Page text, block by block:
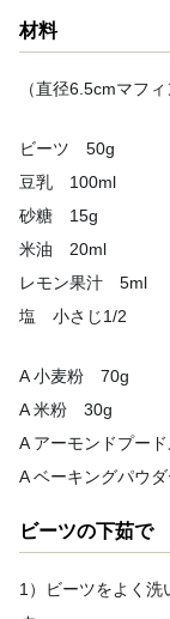
材料
（直径6.5cmマフィ
ビーツ 50g
豆乳 100ml
砂糖 15g
米油 20ml
レモン果汁 5ml
塩 小さじ1/2
A 小麦粉 70g
A 米粉 30g
A アーモンドプー
A ベーキングパウ
ビーツの下茹で
1）ビーツをよく洗